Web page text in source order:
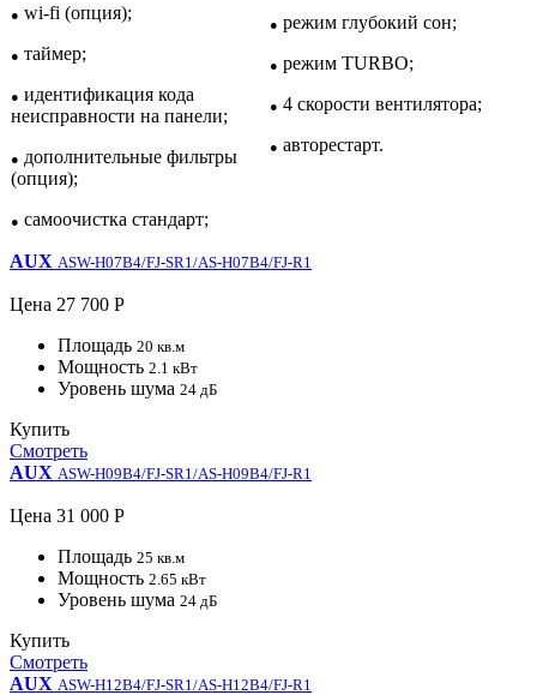
● wi-fi (опция);
● таймер;
● идентификация кода
неисправности на панели;
● дополнительные фильтры
(опция);
● самоочистка стандарт;
● режим глубокий сон;
● режим TURBO;
● 4 скорости вентилятора;
● авторестарт.
AUX ASW-H07B4/FJ-SR1/AS-H07B4/FJ-R1
Цена 27 700 Р
Площадь 20 кв.м
Мощность 2.1 кВт
Уровень шума 24 дБ
Купить
Смотреть
AUX ASW-H09B4/FJ-SR1/AS-H09B4/FJ-R1
Цена 31 000 Р
Площадь 25 кв.м
Мощность 2.65 кВт
Уровень шума 24 дБ
Купить
Смотреть
AUX ASW-H12B4/FJ-SR1/AS-H12B4/FJ-R1